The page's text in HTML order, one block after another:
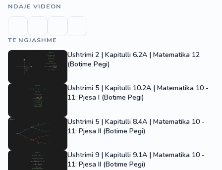
NDAJE VIDEON
TË NGJASHME
Ushtrimi 2 | Kapitulli 6.2A | Matematika 12
(Botime Pegi)
Ushtrimi 5 | Kapitulli 10.2A | Matematika 10 -
11: Pjesa I (Botime Pegi)
Ushtrimi 5 | Kapitulli 8.4A | Matematika 10 -
11: Pjesa II (Botime Pegi)
Ushtrimi 9 | Kapitulli 9.1A | Matematika 10 -
11: Pjesa II (Botime Pegi)